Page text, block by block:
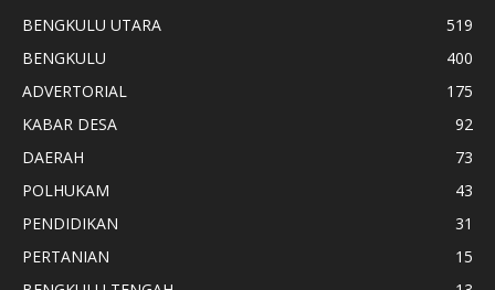
BENGKULU UTARA
519
BENGKULU
400
ADVERTORIAL
175
KABAR DESA
92
DAERAH
73
POLHUKAM
43
PENDIDIKAN
31
PERTANIAN
15